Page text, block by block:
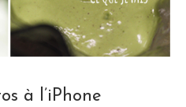
à l’iPhone